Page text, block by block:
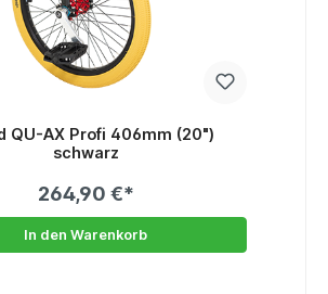
QU-AX Profi 406mm (20")
schwarz
264,90 €*
In den Warenkorb